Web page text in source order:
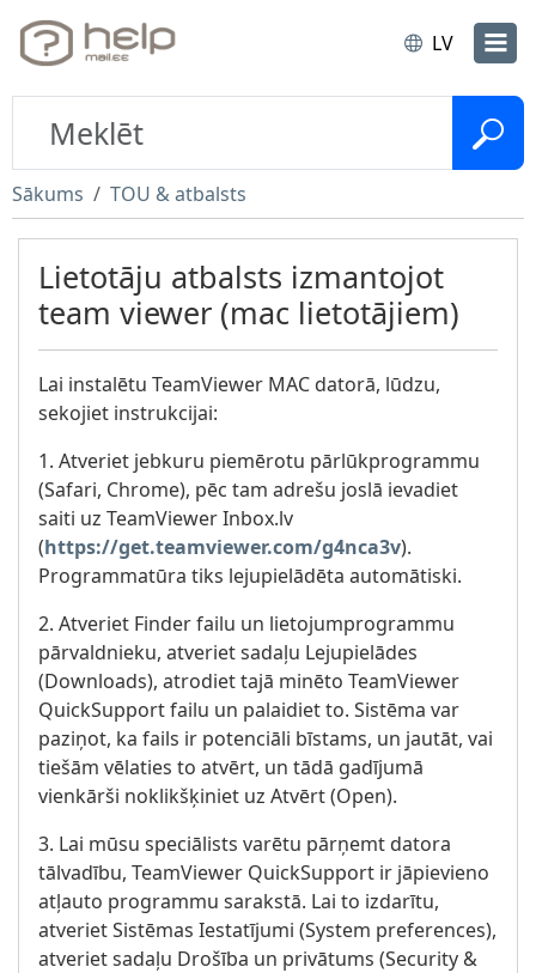
LV
Sākums TOU & atbalsts
Lietotāju atbalsts izmantojot
team viewer (mac lietotājiem)
Lai instalētu TeamViewer MAC datorā, lūdzu,
sekojiet instrukcijai:
1. Atveriet jebkuru piemērotu pārlūkprogrammu
(Safari, Chrome), pēc tam adrešu joslā ievadiet
saiti uz TeamViewer Inbox.lv
(https://get.teamviewer.com/g4nca3v).
Programmatūra tiks lejupielādēta automātiski.
2. Atveriet Finder failu un lietojumprogrammu
pārvaldnieku, atveriet sadaļu Lejupielādes
(Downloads), atrodiet tajā minēto TeamViewer
QuickSupport failu un palaidiet to. Sistēma var
paziņot, ka fails ir potenciāli bīstams, un jautāt, vai
tiešām vēlaties to atvērt, un tādā gadījumā
vienkārši noklikšķiniet uz Atvērt (Open).
3. Lai mūsu speciālists varētu pārņemt datora
tālvadību, TeamViewer QuickSupport ir jāpievieno
atļauto programmu sarakstā. Lai to izdarītu,
atveriet Sistēmas Iestatījumi (System preferences),
atveriet sadaļu Drošība un privātums (Security &